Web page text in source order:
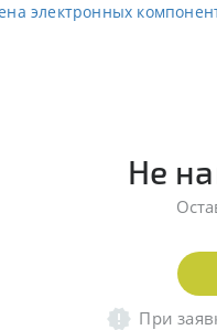
Не
При